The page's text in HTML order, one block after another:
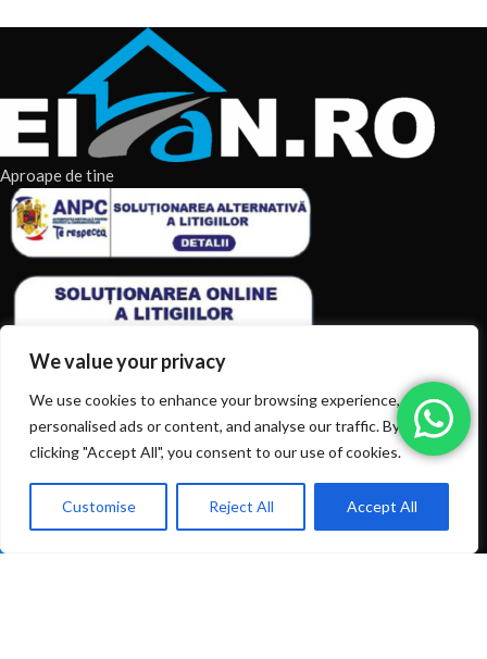
We value your privacy
We use cookies to enhance your browsing experience, serve
personalised ads or content, and analyse our traffic. By
clicking "Accept All", you consent to our use of cookies.
Customise Reject All Accept All
Ai intrebări? Sună la: +40720366616
Aproape de tine
ARTICOLE RECENTE
TERMENI & CONDITII
CATEGORII DE PRODUSE
0